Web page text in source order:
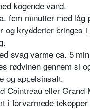
kogende vand.
fem minutter med låg
og krydderier bringes i
svag varme ca. 5
rødvinen gennem si
og appelsinsaft.
Cointreau eller Grand
i forvarmede